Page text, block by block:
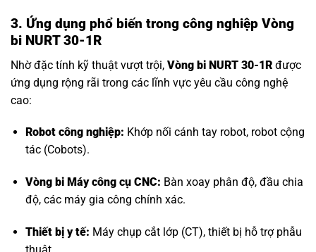
3. Ứng dụng phổ biến trong công nghiệp Vòng
bi NURT 30-1R
Nhờ đặc tính kỹ thuật vượt trội, Vòng bi NURT 30-1R được
ứng dụng rộng rãi trong các lĩnh vực yêu cầu công nghệ
cao:
Robot công nghiệp: Khớp nối cánh tay robot, robot cộng
tác (Cobots).
Vòng bi Máy công cụ CNC: Bàn xoay phân độ, đầu chia
độ, các máy gia công chính xác.
Thiết bị y tế: Máy chụp cắt lớp (CT), thiết bị hỗ trợ phẫu